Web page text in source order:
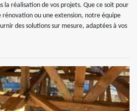
la réalisation de vos projets. Que ce soit pour
ou une extension, notre équipe
des solutions sur mesure, adaptées à vos